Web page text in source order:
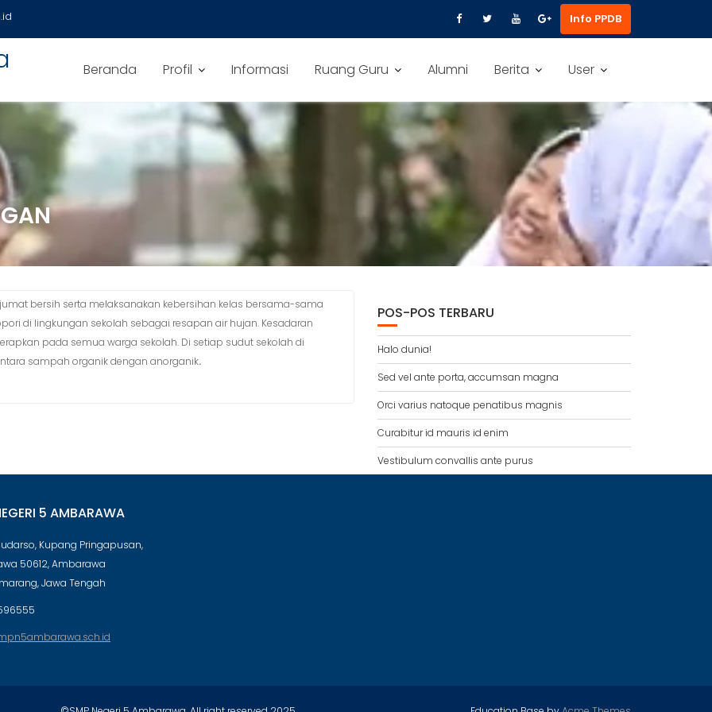
Info PPDB
Beranda Profil Informasi Ruang Guru Alumni Berita User
bersih serta melaksanakan kebersihan kelas bersama-sama
di lingkungan sekolah sebagai resapan air hujan. Kesadaran
pada semua warga sekolah. Di setiap sudut sekolah di
sampah organik dengan anorganik.
POS-POS TERBARU
Halo dunia!
Sed vel ante porta, accumsan magna
Orci varius natoque penatibus magnis
Curabitur id mauris id enim
Vestibulum convallis ante purus
5 AMBARAWA
Kupang Pringapusan,
50612, Ambarawa
Jawa Tengah